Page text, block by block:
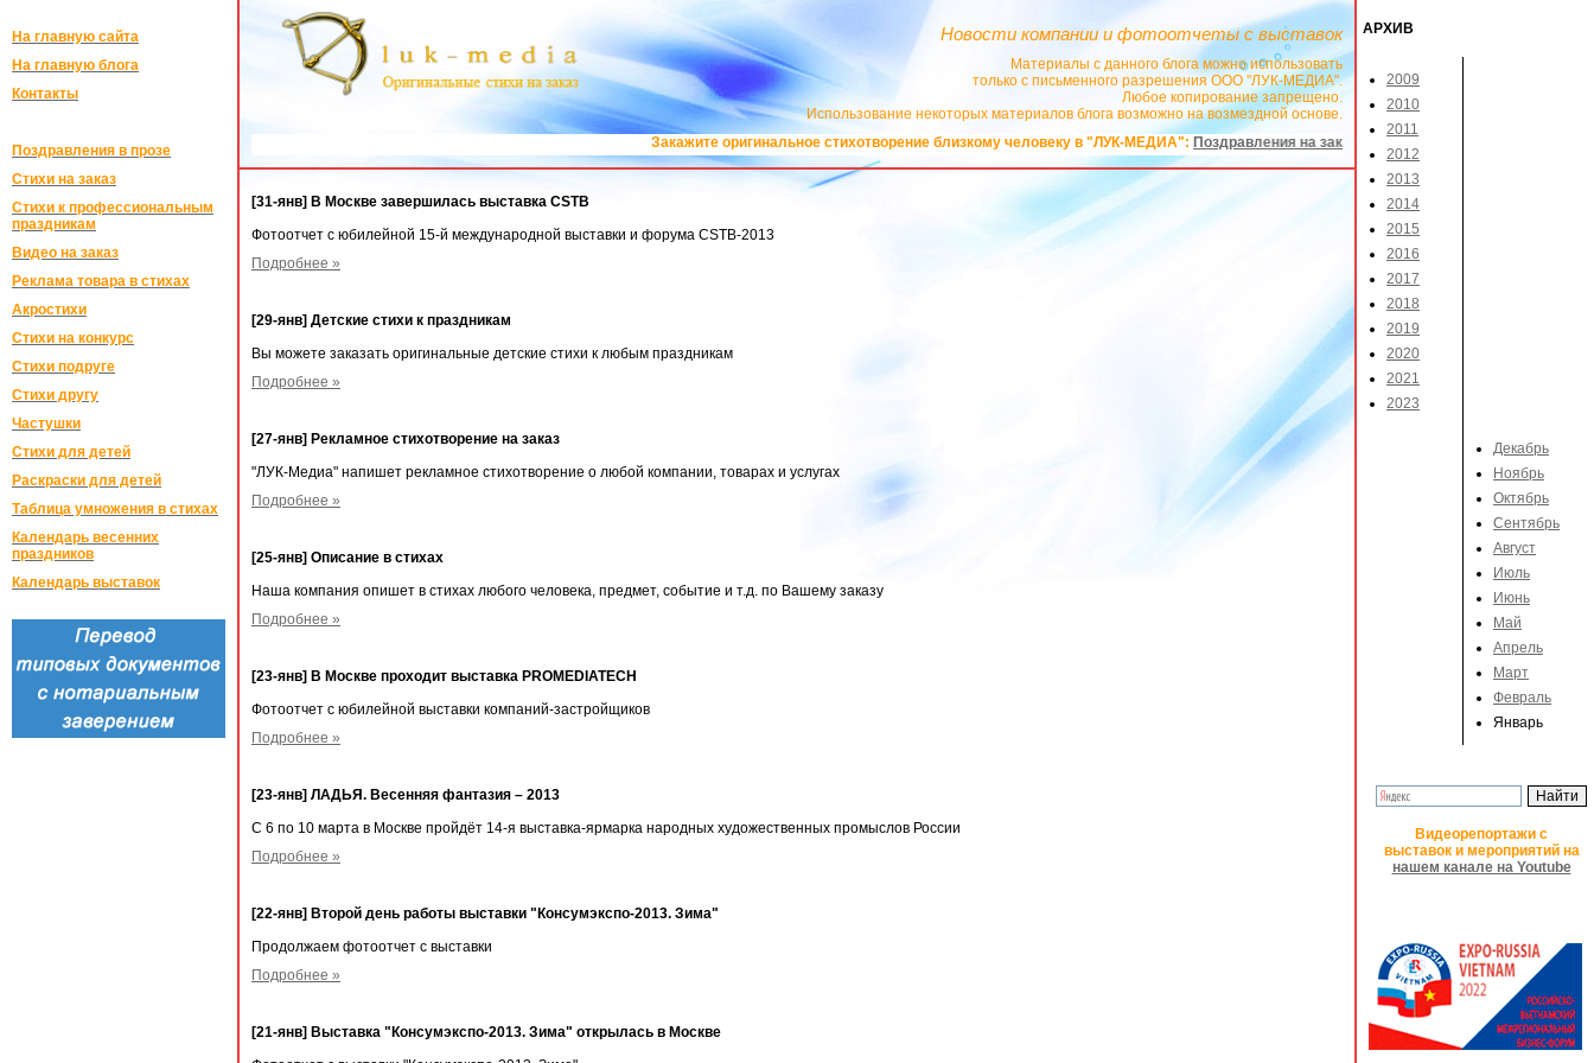
На главную сайта
На главную блога
Контакты
Поздравления в прозе
Стихи на заказ
Стихи к профессиональным
праздникам
Видео на заказ
Реклама товара в стихах
Акростихи
Стихи на конкурс
Стихи подруге
Стихи другу
Частушки
Стихи для детей
Раскраски для детей
Таблица умножения в стихах
Календарь весенних
праздников
Календарь выставок
Новости компании и фотоотчеты с выставок
Материалы с данного блога можно использовать
только с письменного разрешения ООО "ЛУК-МЕДИА".
Любое копирование запрещено.
Использование некоторых материалов блога возможно на возмездной основе.
Закажите оригинальное стихотворение близкому человеку в "ЛУК-МЕДИА":Поздравления на заказ в стихах
[31-янв] В Москве завершилась выставка CSTB
Фотоотчет с юбилейной 15-й международной выставки и форума CSTB-2013
Подробнее »
[29-янв] Детские стихи к праздникам
Вы можете заказать оригинальные детские стихи к любым праздникам
Подробнее »
[27-янв] Рекламное стихотворение на заказ
"ЛУК-Медиа" напишет рекламное стихотворение о любой компании, товарах и услугах
Подробнее »
[25-янв] Описание в стихах
Наша компания опишет в стихах любого человека, предмет, событие и т.д. по Вашему заказу
Подробнее »
[23-янв] В Москве проходит выставка PROMEDIATECH
Фотоотчет с юбилейной выставки компаний-застройщиков
Подробнее »
[23-янв] ЛАДЬЯ. Весенняя фантазия – 2013
C 6 по 10 марта в Москве пройдёт 14-я выставка-ярмарка народных художественных промыслов России
Подробнее »
[22-янв] Второй день работы выставки "Консумэкспо-2013. Зима"
Продолжаем фотоотчет с выставки
Подробнее »
[21-янв] Выставка "Консумэкспо-2013. Зима" открылась в Москве
АРХИВ
2009
2010
2011
2012
2013
2014
2015
2016
2017
2018
2019
2020
2021
2023
Декабрь
Ноябрь
Октябрь
Сентябрь
Август
Июль
Июнь
Май
Апрель
Март
Февраль
Январь
Видеорепортажи с
выставок и мероприятий на
нашем канале на Youtube